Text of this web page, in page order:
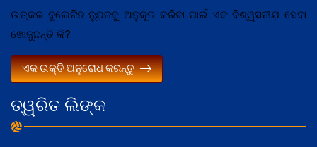
ତ୍ୱରିତ ଲିଙ୍କ
ଉତ୍କଳ ବୁଲେଟିନ ନ୍ଯ଼ୁଜକୁ ଅନୁକୂଳ କରିବା ପାଇଁ ଏକ ବିଶ୍ୱସନୀଯ଼ ସେବା
ଖୋଜୁଛନ୍ତି କି?
ଏକ ଉକ୍ତି ଅନୁରୋଧ କରନ୍ତୁ